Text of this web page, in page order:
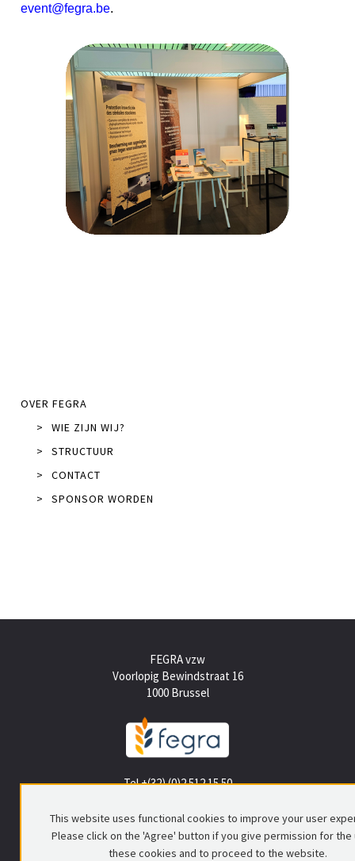
event@fegra.be.
OVER FEGRA
>
WIE ZIJN WIJ?
>
STRUCTUUR
>
CONTACT
>
SPONSOR WORDEN
FEGRA vzw
Voorlopig Bewindstraat 16
1000 Brussel
Tel +(32) (0)2 512 15 50
This website uses functional cookies to improve your user
Please click on the 'Agree' button if you give permission for the
these cookies and to proceed to the website.